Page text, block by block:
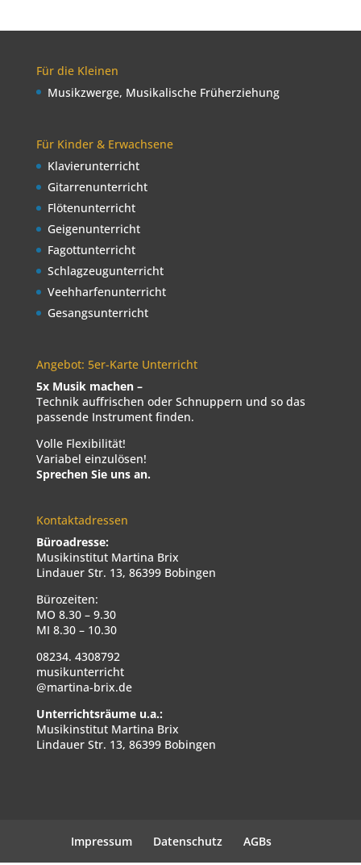
Für die Kleinen
Musikzwerge, Musikalische Früherziehung
Für Kinder & Erwachsene
Klavierunterricht
Gitarrenunterricht
Flötenunterricht
Geigenunterricht
Fagottunterricht
Schlagzeugunterricht
Veehharfenunterricht
Gesangsunterricht
Angebot: 5er-Karte Unterricht
5x Musik machen –
Technik auffrischen oder Schnuppern und so das
passende Instrument finden.
Volle Flexibilität!
Variabel einzulösen!
Sprechen Sie uns an.
Kontaktadressen
Büroadresse:
Musikinstitut Martina Brix
Lindauer Str. 13, 86399 Bobingen
Bürozeiten:
MO 8.30 – 9.30
MI 8.30 – 10.30
08234. 4308792
musikunterricht
@martina-brix.de
Unterrichtsräume u.a.:
Musikinstitut Martina Brix
Lindauer Str. 13, 86399 Bobingen
Impressum Datenschutz AGBs